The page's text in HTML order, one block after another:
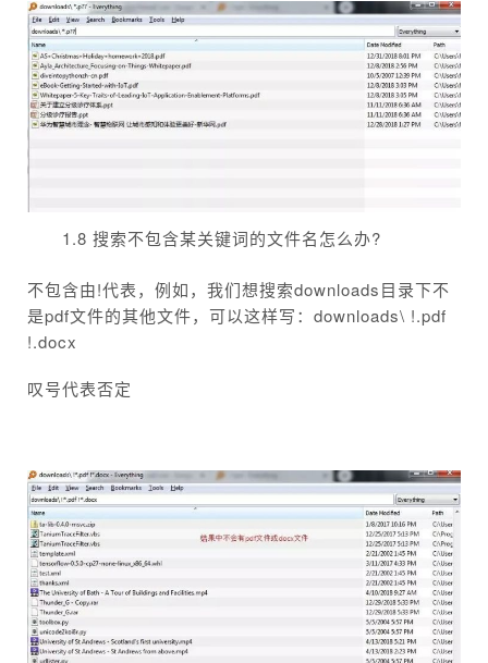
1.8 搜索不包含某关键词的文件名怎么办?
不包含由!代表，例如，我们想搜索downloads目录下不
是pdf文件的其他文件，可以这样写：downloads\ !.pdf
!.docx
叹号代表否定